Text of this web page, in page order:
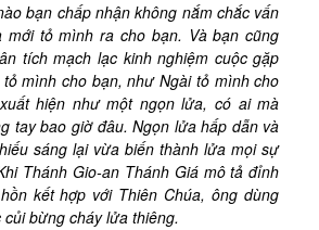
bạn chấp nhận không nắm chắc vấn
mới tỏ mình ra cho bạn. Và bạn cũng
tích mạch lạc kinh nghiệm cuộc gặp
mình cho bạn, như Ngài tỏ mình cho
hiện như một ngọn lửa, có ai mà
tay bao giờ đâu. Ngọn lửa hấp dẫn và
sáng lại vừa biến thành lửa mọi sự
Thánh Gio-an Thánh Giá mô tả đỉnh
kết hợp với Thiên Chúa, ông dùng
bừng cháy lửa thiêng.